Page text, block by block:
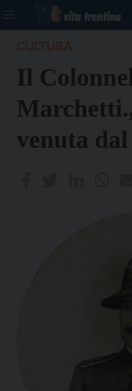
Il
venuta